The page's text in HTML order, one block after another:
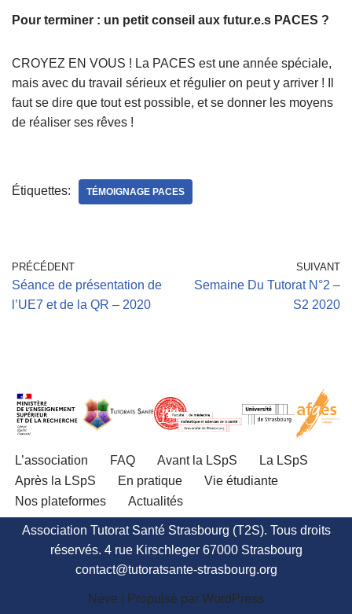
Pour terminer : un petit conseil aux futur.e.s PACES ?
CROYEZ EN VOUS ! La PACES est une année spéciale,
mais avec du travail sérieux et régulier on peut y arriver ! Il
faut se dire que tout est possible, et se donner les moyens
de réaliser ses rêves !
Étiquettes: TÉMOIGNAGE PACES
PRÉCÉDENT
Séance de présentation de
l’UE7 et de la QR – 2020
SUIVANT
Semaine Du Tutorat N°2 –
S2 2020
L’association FAQ Avant la LSpS
La LSpS
Après la LSpS
En pratique
Vie étudiante
Nos plateformes
Actualités
Association Tutorat Santé Strasbourg (T2S). Tous droits
réservés. 4 rue Kirschleger 67000 Strasbourg
contact@tutoratsante-strasbourg.org
Neve | Propulsé par WordPress